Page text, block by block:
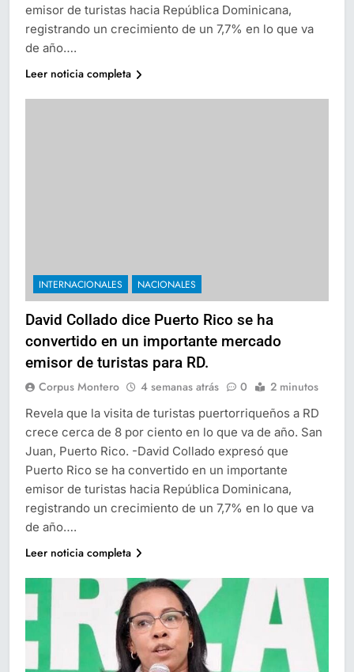
emisor de turistas hacia República Dominicana,
registrando un crecimiento de un 7,7% en lo que va
de año….
Leer noticia completa
INTERNACIONALES NACIONALES
David Collado dice Puerto Rico se ha
convertido en un importante mercado
emisor de turistas para RD.
Corpus Montero 4 semanas atrás 0 2 minutos
Revela que la visita de turistas puertorriqueños a RD
crece cerca de 8 por ciento en lo que va de año. San
Juan, Puerto Rico. -David Collado expresó que
Puerto Rico se ha convertido en un importante
emisor de turistas hacia República Dominicana,
registrando un crecimiento de un 7,7% en lo que va
de año….
Leer noticia completa